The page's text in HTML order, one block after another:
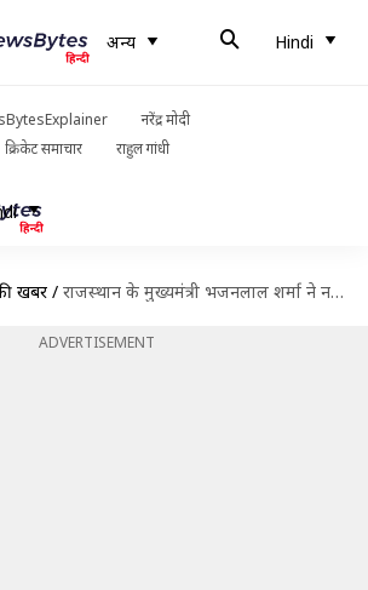
अन्य Hindi
नरेंद्र मोदी
क्रिकेट समाचार राहुल गांधी
खबरें / राजस्थान के मुख्यमंत्री भजनलाल शर्मा ने नरेंद्र मोदी को बताया पसंदीदा अभिनेता, कांग्रेस-AAP उड़ा रही मजाक
ADVERTISEMENT